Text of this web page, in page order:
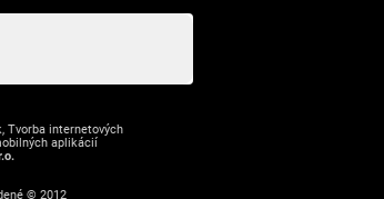
, Tvorba internetových
aplikácií
© 2012